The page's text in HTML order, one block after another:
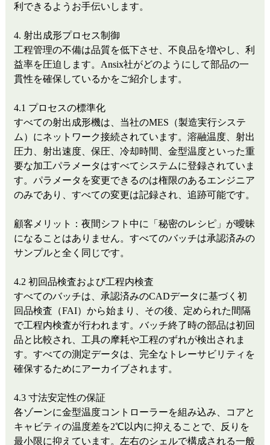
利できるようお手伝いします。
4. 射出成形プロセス制御
工程管理の不備は品質を低下させ、不良品を増やし、利
益率を圧迫します。Ansix社がどのようにして部品の一
貫性を確保しているかをご紹介します。
4.1 プロセスの標準化
すべての射出成形機は、当社のMES（製造実行システ
ム）にネットワーク接続されています。溶融温度、射出
圧力、射出速度、保圧、冷却時間、金型温度といった重
要な加工パラメータはすべてシステムに登録されていま
す。パラメータを変更できるのは権限のあるエンジニア
のみであり、すべての変更は記録され、追跡可能です。
顧客メリット：夜間シフト中に「秘密のレシピ」が曖昧
になることはありません。すべてのバッチは承認済みの
サンプルと全く同じです。
4.2 初回品検査および工程内検査
すべてのバッチは、承認済みのCADデータに基づく初
回品検査（FAI）から始まり、その後、定められた間隔
で工程内検査が行われます。バッチ終了時の部品は初回
品と比較され、工具の摩耗や工程のずれが検出されま
す。すべての測定データは、完全なトレーサビリティを
確保するためにアーカイブされます。
4.3 寸法安定性の保証
各ゾーンに金型温度コントローラーを組み込み、コアと
キャビティの温度差を2℃以内に抑えることで、反りを
最小限に抑えています。左右のシェルで構成される一般